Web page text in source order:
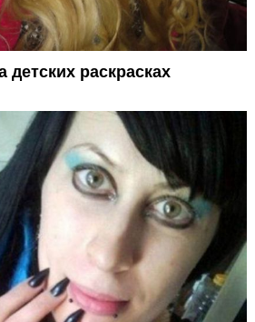
раскрасках